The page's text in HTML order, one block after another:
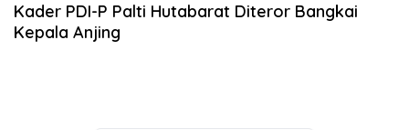
Kader PDI-P Palti Hutabarat Diteror Bangkai
Kepala Anjing